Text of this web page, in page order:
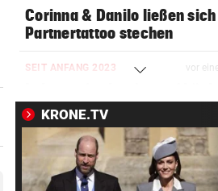
Corinna & Danilo ließen sich
Partnertattoo stechen
SEIT ANFANG 2023 vor
Stand geklettert
AUSSAGE ÜBER KINDER vor
Steirische ÖVP-Chefin
den Bundeskanzler
KRONE.TV